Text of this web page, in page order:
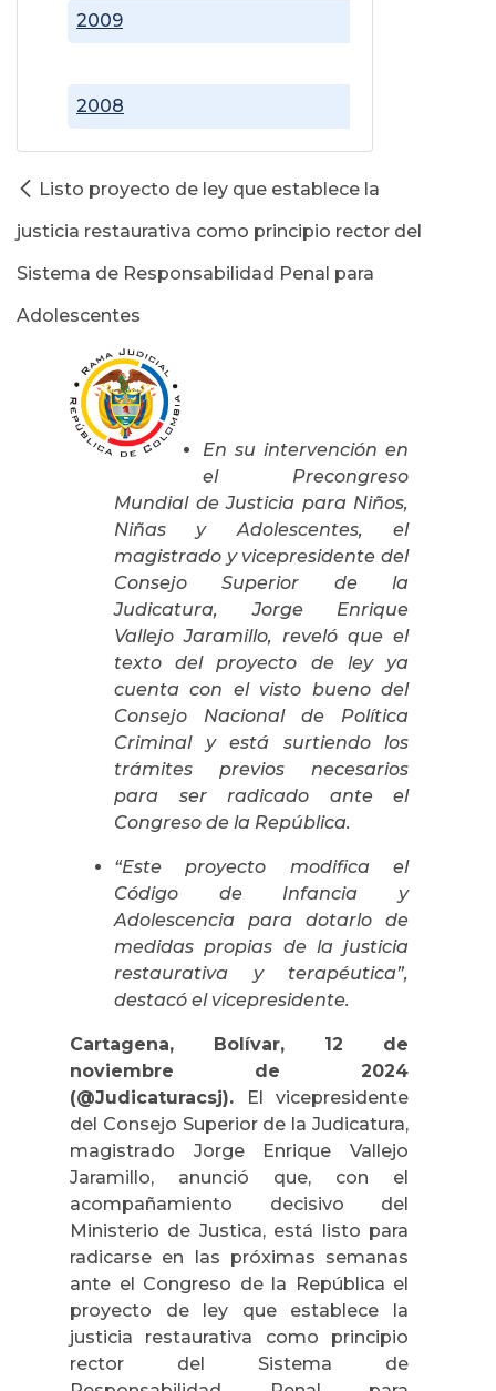
2008
2009
Listo proyecto de ley que establece la
justicia restaurativa como principio rector del
Sistema de Responsabilidad Penal para
Adolescentes
En su intervención en
el Precongreso
Mundial de Justicia para Niños,
Niñas y Adolescentes, el
magistrado y vicepresidente del
Consejo Superior de la
Judicatura, Jorge Enrique
Vallejo Jaramillo, reveló que el
texto del proyecto de ley ya
cuenta con el visto bueno del
Consejo Nacional de Política
Criminal y está surtiendo los
trámites previos necesarios
para ser radicado ante el
Congreso de la República.
“Este proyecto modifica el
Código de Infancia y
Adolescencia para dotarlo de
medidas propias de la justicia
restaurativa y terapéutica”,
destacó el vicepresidente.
Cartagena, Bolívar, 12 de
noviembre de 2024
(@Judicaturacsj). El vicepresidente
del Consejo Superior de la Judicatura,
magistrado Jorge Enrique Vallejo
Jaramillo, anunció que, con el
acompañamiento decisivo del
Ministerio de Justica, está listo para
radicarse en las próximas semanas
ante el Congreso de la República el
proyecto de ley que establece la
justicia restaurativa como principio
rector del Sistema de